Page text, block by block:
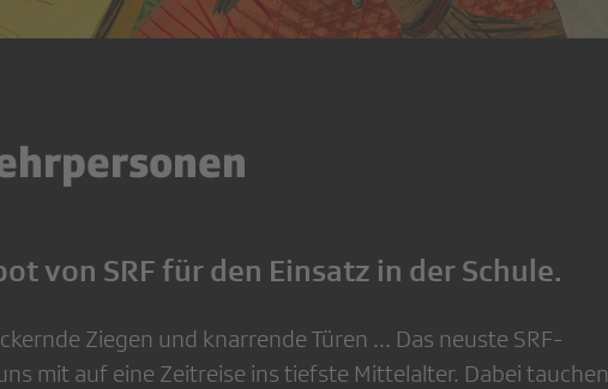
von SRF für den Einsatz in der Schule.
Ziegen und knarrende Türen ... Das neuste SRF-
mit auf eine Zeitreise ins tiefste Mittelalter. Dabei tauchen